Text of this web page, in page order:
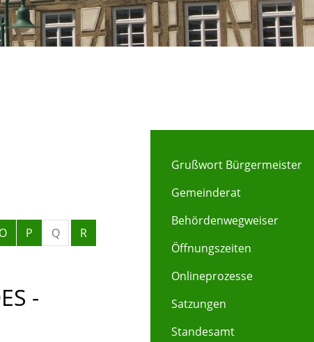
O P Q
R
-
Grußwort Bürgermeister
Gemeinderat
Behördenwegweiser
Öffnungszeiten
Onlineprozesse
Satzungen
Standesamt